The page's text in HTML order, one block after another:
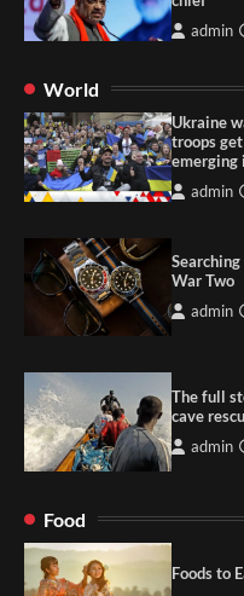
admin
World
Ukraine
troops get
emerging
admin
War Two
admin
The full
cave
admin
Food
Foods to